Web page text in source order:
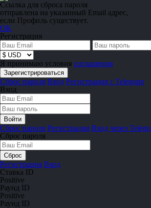
Ссылка для сброса пароля
отправлена на указанный Email адрес,
если Профиль существует.
OK
Регистрация
Я принимаю условия соглашения
Сброс пароля Вход Регистрация с Telegram
Вход
Сброс пароля Регистрация Вход через
Сброс пароля
Регистрация Вход
Ставка ID
Positive
Раунд ID
Positive
Раунд ID